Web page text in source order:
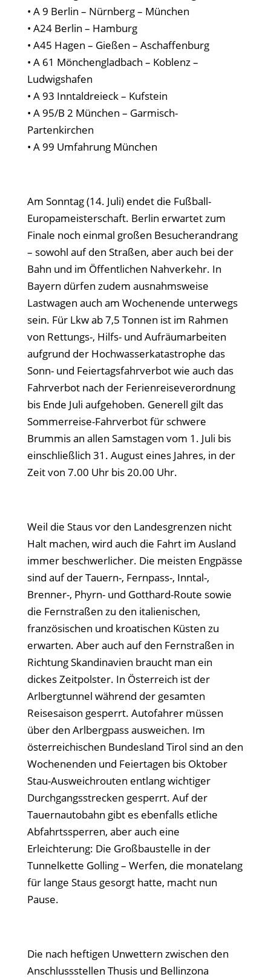
• A 9 Berlin – Nürnberg – München
• A24 Berlin – Hamburg
• A45 Hagen – Gießen – Aschaffenburg
• A 61 Mönchengladbach – Koblenz –
Ludwigshafen
• A 93 Inntaldreieck – Kufstein
• A 95/B 2 München – Garmisch-
Partenkirchen
• A 99 Umfahrung München
Am Sonntag (14. Juli) endet die Fußball-
Europameisterschaft. Berlin erwartet zum
Finale noch einmal großen Besucherandrang
– sowohl auf den Straßen, aber auch bei der
Bahn und im Öffentlichen Nahverkehr. In
Bayern dürfen zudem ausnahmsweise
Lastwagen auch am Wochenende unterwegs
sein. Für Lkw ab 7,5 Tonnen ist im Rahmen
von Rettungs-, Hilfs- und Aufräumarbeiten
aufgrund der Hochwasserkatastrophe das
Sonn- und Feiertagsfahrverbot wie auch das
Fahrverbot nach der Ferienreiseverordnung
bis Ende Juli aufgehoben. Generell gilt das
Sommerreise-Fahrverbot für schwere
Brummis an allen Samstagen vom 1. Juli bis
einschließlich 31. August eines Jahres, in der
Zeit von 7.00 Uhr bis 20.00 Uhr.
Weil die Staus vor den Landesgrenzen nicht
Halt machen, wird auch die Fahrt im Ausland
immer beschwerlicher. Die meisten Engpässe
sind auf der Tauern-, Fernpass-, Inntal-,
Brenner-, Phyrn- und Gotthard-Route sowie
die Fernstraßen zu den italienischen,
französischen und kroatischen Küsten zu
erwarten. Aber auch auf den Fernstraßen in
Richtung Skandinavien braucht man ein
dickes Zeitpolster. In Österreich ist der
Arlbergtunnel während der gesamten
Reisesaison gesperrt. Autofahrer müssen
über den Arlbergpass ausweichen. Im
österreichischen Bundesland Tirol sind an den
Wochenenden und Feiertagen bis Oktober
Stau-Ausweichrouten entlang wichtiger
Durchgangsstrecken gesperrt. Auf der
Tauernautobahn gibt es ebenfalls etliche
Abfahrtssperren, aber auch eine
Erleichterung: Die Großbaustelle in der
Tunnelkette Golling – Werfen, die monatelang
für lange Staus gesorgt hatte, macht nun
Pause.
Die nach heftigen Unwettern zwischen den
Anschlussstellen Thusis und Bellinzona